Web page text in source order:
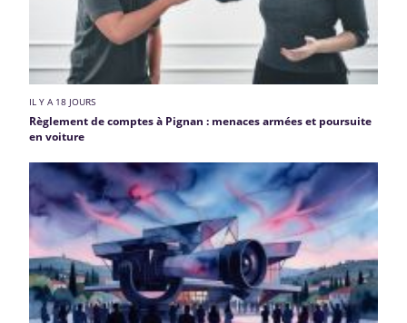
IL Y A 18 JOURS
Règlement de comptes à Pignan : menaces armées et poursuite
en voiture